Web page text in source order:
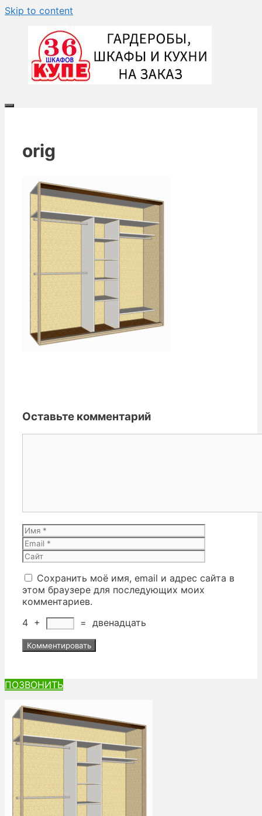
Skip to content
orig
Оставьте комментарий
Имя
Сохранить моё имя, email и адрес сайта в
этом браузере для последующих моих
комментариев.
4 + = двенадцать
ПОЗВОНИТЬ